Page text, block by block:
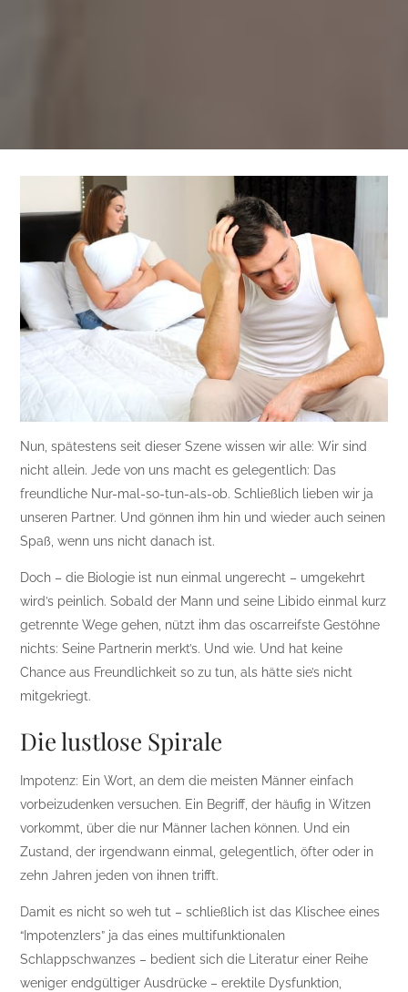
Nun, spätestens seit dieser Szene wissen wir alle: Wir sind
nicht allein. Jede von uns macht es gelegentlich: Das
freundliche Nur-mal-so-tun-als-ob. Schließlich lieben wir ja
unseren Partner. Und gönnen ihm hin und wieder auch seinen
Spaß, wenn uns nicht danach ist.
Doch – die Biologie ist nun einmal ungerecht – umgekehrt
wird’s peinlich. Sobald der Mann und seine Libido einmal kurz
getrennte Wege gehen, nützt ihm das oscarreifste Gestöhne
nichts: Seine Partnerin merkt’s. Und wie. Und hat keine
Chance aus Freundlichkeit so zu tun, als hätte sie’s nicht
mitgekriegt.
Die lustlose Spirale
Impotenz: Ein Wort, an dem die meisten Männer einfach
vorbeizudenken versuchen. Ein Begriff, der häufig in Witzen
vorkommt, über die nur Männer lachen können. Und ein
Zustand, der irgendwann einmal, gelegentlich, öfter oder in
zehn Jahren jeden von ihnen trifft.
Damit es nicht so weh tut – schließlich ist das Klischee eines
“Impotenzlers” ja das eines multifunktionalen
Schlappschwanzes – bedient sich die Literatur einer Reihe
weniger endgültiger Ausdrücke – erektile Dysfunktion,